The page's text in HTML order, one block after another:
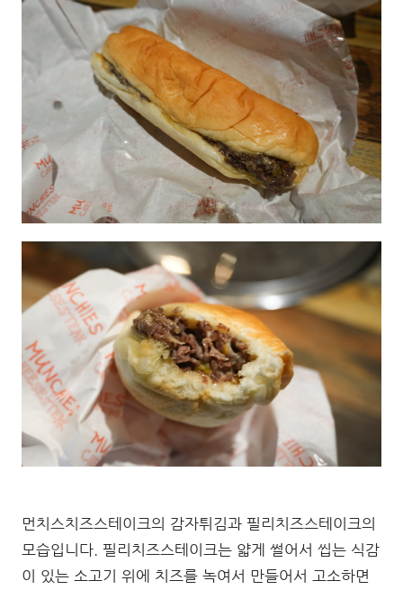
먼치스치즈스테이크의 감자튀김과 필리치즈스테이크의
모습입니다. 필리치즈스테이크는 얇게 썰어서 씹는 식감
이 있는 소고기 위에 치즈를 녹여서 만들어서 고소하면